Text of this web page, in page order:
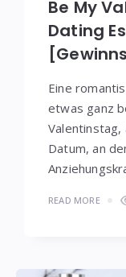
Be My
Dating
Eine
etwas ganz
Datum, an
READ MORE